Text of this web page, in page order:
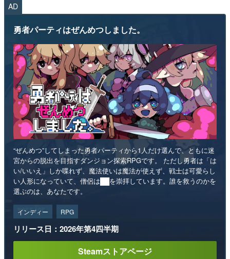
AD
勇者パーティはぜんめつしました。
“ぜんめつ”してしまった勇者パーティから1人だけ選んで、ともに迷
宮からの脱出を目指すダンジョン探索RPGです。 ただし勇者は「は
い/いいえ」しか喋れず、魔法使いは魔法が使えず、戦士は可愛らし
い人形になっていて、僧侶は██を崇拝しています。誰を救うのかを
選ぶのは、あなたです。
インディー RPG
リリース日：2026年第4四半期
Steamストアページ